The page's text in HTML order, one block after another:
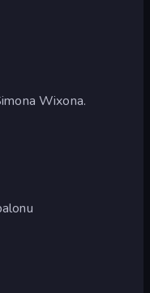
Wixona.